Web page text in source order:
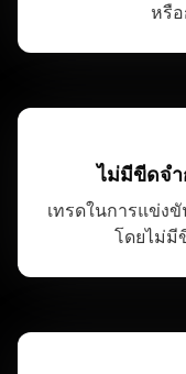
หรื
ไม่มีขีดจ
เทรดในการแข่ง
โดยไม่มี